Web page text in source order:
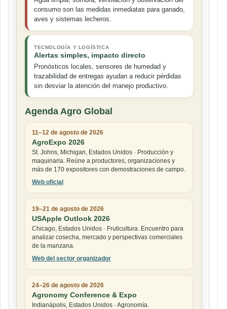
consumo son las medidas inmediatas para ganado,
aves y sistemas lecheros.
TECNOLOGÍA Y LOGÍSTICA
Alertas simples, impacto directo
Pronósticos locales, sensores de humedad y
trazabilidad de entregas ayudan a reducir pérdidas
sin desviar la atención del manejo productivo.
Agenda Agro Global
11–12 de agosto de 2026
AgroExpo 2026
St. Johns, Michigan, Estados Unidos · Producción y
maquinaria. Reúne a productores, organizaciones y
más de 170 expositores con demostraciones de campo.
Web oficial
19–21 de agosto de 2026
USApple Outlook 2026
Chicago, Estados Unidos · Fruticultura. Encuentro para
analizar cosecha, mercado y perspectivas comerciales
de la manzana.
Web del sector organizador
24–26 de agosto de 2026
Agronomy Conference & Expo
Indianápolis, Estados Unidos · Agronomía.